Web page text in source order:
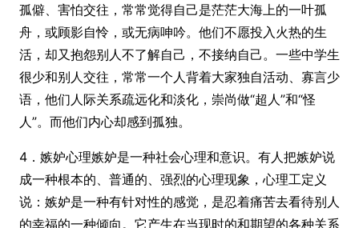
孤僻、害怕交往，常常觉得自己是茫茫大海上的一叶孤
舟，或顾影自怜，或无病呻吟。他们不愿投入火热的生
活，却又抱怨别人不了解自己，不接纳自己。一些中学生
很少和别人交往，常常一个人背着大家独自活动、寡言少
语，他们人际关系疏远化和淡化，崇尚做“超人”和“怪
人”。而他们内心却感到孤独。
4．嫉妒心理嫉妒是一种社会心理和意识。有人把嫉妒说
成一种根本的、普通的、强烈的心理现象，心理工定义
说：嫉妒是一种有针对性的感觉，是忍着痛苦去看待别人
的幸福的一种倾向。它产生在当现时的和期望的各种关系